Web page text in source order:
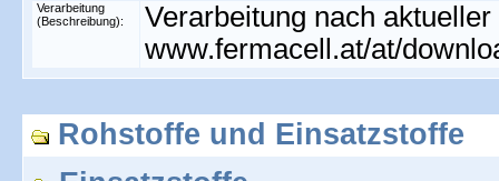
Verarbeitung
(Beschreibung):
Verarbeitung nach
www.fermacell.at/at/
Rohstoffe und Einsatzstoffe